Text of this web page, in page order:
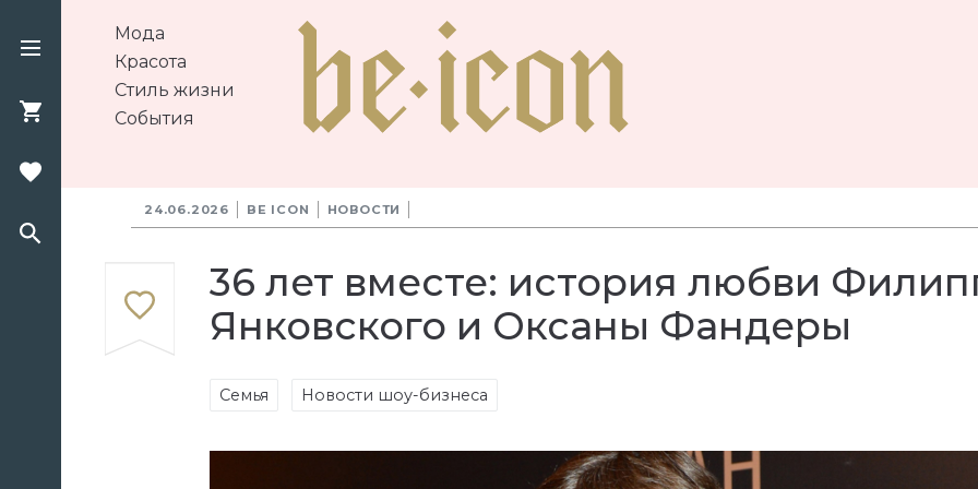
Мода
Красота
Стиль жизни
События
24.06.2026 BE ICON НОВОСТИ
36 лет вместе: история любви
Янковского и Оксаны Фандеры
Семья Новости шоу-бизнеса